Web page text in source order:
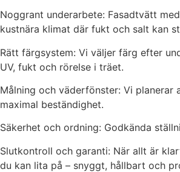
Noggrant underarbete: Fasadtvätt
kustnära klimat där fukt och salt kan
Rätt färgsystem: Vi väljer färg efter
UV, fukt och rörelse i träet.
Målning och väderfönster: Vi
maximal beständighet.
Säkerhet och ordning: Godkända
Slutkontroll och garanti: När allt är
du kan lita på – snyggt, hållbart och